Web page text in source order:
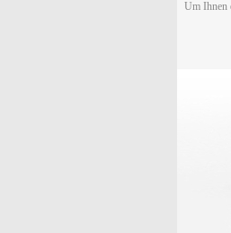
Um Ihnen